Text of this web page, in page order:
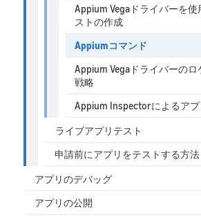
Appium Vegaドライバーを使
ストの作成
Appiumコマンド
Appium Vegaドライバーのロ
戦略
Appium Inspectorによるア
ライブアプリテスト
申請前にアプリをテストする方法
アプリのデバッグ
アプリの公開